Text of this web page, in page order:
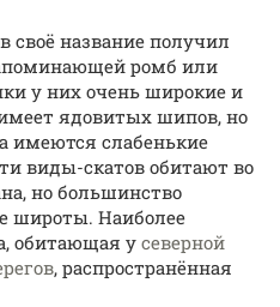
своё название получил
ромб или
у них очень широкие и
ядовитых шипов, но
имеются слабенькие
виды-скатов обитают во
но большинство
широты. Наиболее
обитающая у северной
, распространённая